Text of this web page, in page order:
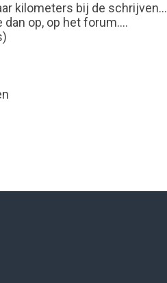
kilometers bij de schrijven...
dan op, op het forum....